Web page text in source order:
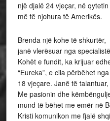
një djalë 24 vjeçar, në
më të njohura të Amerikës.
Brenda një kohe të
janë vlerësuar nga
Kohët e fundit, ka krijuar
“Eureka”, e cila përbëhet
18 vjeçare. Janë të
Me pasionin dhe
mund të bëhet me emër në
Kristi komunikon me fjalë